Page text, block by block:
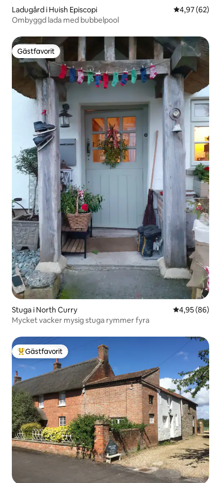
Ladugård i Huish Episcopi 4,97 av 5 i
4,97 (62)
Ombyggd lada med bubbelpool
Gästfavorit
Gästfavorit
Stuga i North Curry 4,95 av 5 i
4,95 (86)
Mycket vacker mysig stuga rymmer fyra
Populär gästfavorit
Gästfavorit